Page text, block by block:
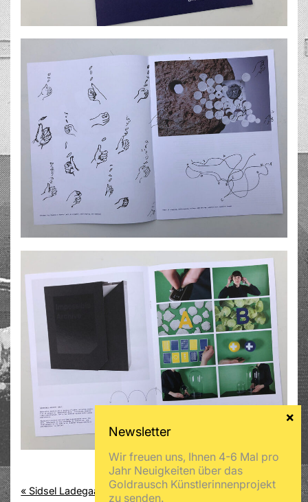
« Sidsel Ladegaard Julia Lübbecke »
Wir freuen uns, Ihnen 4-6 Mal pro
Jahr Neuigkeiten über das
Goldrausch Künstlerinnenprojekt
zu senden.